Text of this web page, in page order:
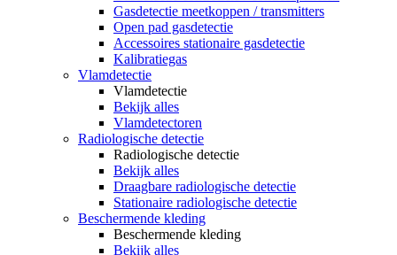
Gasdetectie meetkoppen / transmitters
Open pad gasdetectie
Accessoires stationaire gasdetectie
Kalibratiegas
Vlamdetectie
Vlamdetectie
Bekijk alles
Vlamdetectoren
Radiologische detectie
Radiologische detectie
Bekijk alles
Draagbare radiologische detectie
Stationaire radiologische detectie
Beschermende kleding
Beschermende kleding
Bekijk alles